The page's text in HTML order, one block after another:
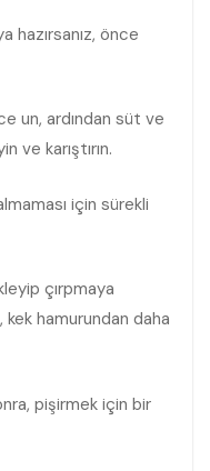
hazırsanız, önce
un, ardından süt ve
ve karıştırın.
için sürekli
çırpmaya
kek hamurundan daha
pişirmek için bir